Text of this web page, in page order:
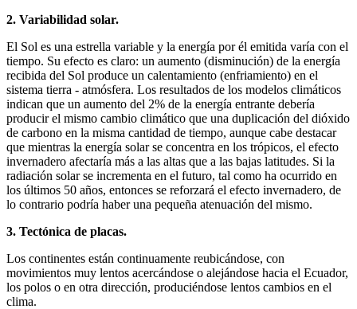
2. Variabilidad solar.
El Sol es una estrella variable y la energía por él emitida varía con el
tiempo. Su efecto es claro: un aumento (disminución) de la energía
recibida del Sol produce un calentamiento (enfriamiento) en el
sistema tierra - atmósfera. Los resultados de los modelos climáticos
indican que un aumento del 2% de la energía entrante debería
producir el mismo cambio climático que una duplicación del dióxido
de carbono en la misma cantidad de tiempo, aunque cabe destacar
que mientras la energía solar se concentra en los trópicos, el efecto
invernadero afectaría más a las altas que a las bajas latitudes. Si la
radiación solar se incrementa en el futuro, tal como ha ocurrido en
los últimos 50 años, entonces se reforzará el efecto invernadero, de
lo contrario podría haber una pequeña atenuación del mismo.
3. Tectónica de placas.
Los continentes están continuamente reubicándose, con
movimientos muy lentos acercándose o alejándose hacia el Ecuador,
los polos o en otra dirección, produciéndose lentos cambios en el
clima.